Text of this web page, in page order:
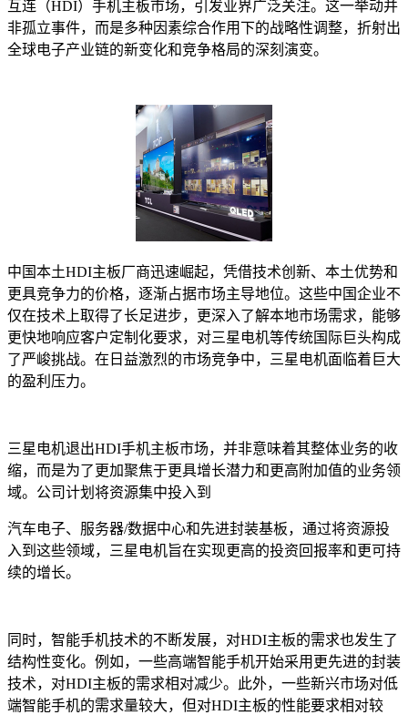
互连（HDI）手机主板市场，引发业界广泛关注。这一举动并
非孤立事件，而是多种因素综合作用下的战略性调整，折射出
全球电子产业链的新变化和竞争格局的深刻演变。
中国本土HDI主板厂商迅速崛起，凭借技术创新、本土优势和
更具竞争力的价格，逐渐占据市场主导地位。这些中国企业不
仅在技术上取得了长足进步，更深入了解本地市场需求，能够
更快地响应客户定制化要求，对三星电机等传统国际巨头构成
了严峻挑战。在日益激烈的市场竞争中，三星电机面临着巨大
的盈利压力。
三星电机退出HDI手机主板市场，并非意味着其整体业务的收
缩，而是为了更加聚焦于更具增长潜力和更高附加值的业务领
域。公司计划将资源集中投入到
汽车电子、服务器/数据中心和先进封装基板，通过将资源投
入到这些领域，三星电机旨在实现更高的投资回报率和更可持
续的增长。
同时，智能手机技术的不断发展，对HDI主板的需求也发生了
结构性变化。例如，一些高端智能手机开始采用更先进的封装
技术，对HDI主板的需求相对减少。此外，一些新兴市场对低
端智能手机的需求量较大，但对HDI主板的性能要求相对较